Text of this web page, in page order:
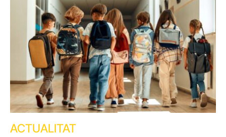
ACTUALITAT